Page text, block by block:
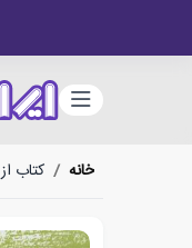
دسته‌بندی
خانه / کتاب